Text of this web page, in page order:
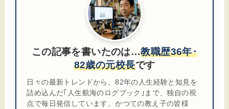
この記事を書いたのは…教職歴36年･
82歳の元校長です
日々の最新トレンドから、82年の人生経験と知見を
詰め込んだ｢人生航海のログブック｣まで、独自の視
点で毎日発信しています。かつての教え子の皆様